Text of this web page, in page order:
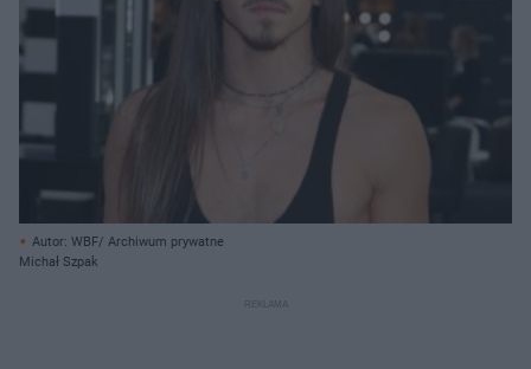
Autor: WBF/ Archiwum prywatne
Michał Szpak